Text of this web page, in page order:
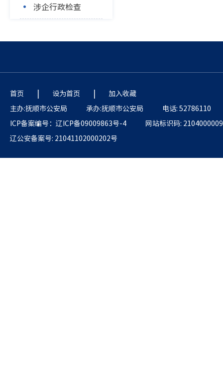
涉企行政检查
首页 | 设为首页 |
加入收藏
主办:抚顺市公安局
承办:抚顺市公安局
电话: 52786110
ICP备案编号：辽ICP备09009863号-4
网站标识码: 2104000009
辽公安备案号: 21041102000202号